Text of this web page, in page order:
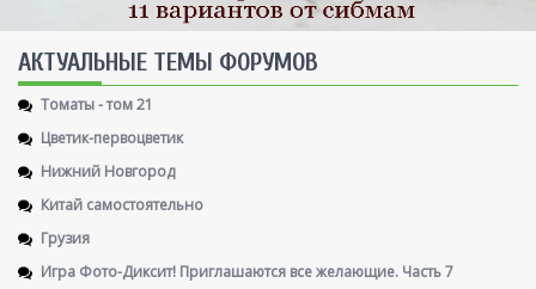
AКТУАЛЬНЫЕ ТЕМЫ ФОРУМОВ
Томаты - том 21
Цветик-первоцветик
Нижний Новгород
Китай самостоятельно
Грузия
Игра Фото-Диксит! Приглашаются все желающие. Часть 7